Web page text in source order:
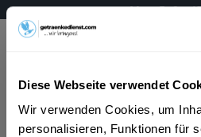
Diese Webseite verwendet
Wir verwenden Cookies, um
personalisieren, Funktionen für
Mo – Fr 9 –
Menü
Es